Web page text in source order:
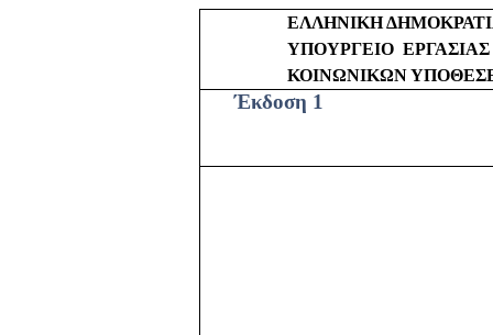
ΕΛΛΗΝΙΚΗ
ΥΠΟΥΡΓΕΙΟ
ΚΟΙΝΩΝΙΚΩΝ
Έκδοση 1